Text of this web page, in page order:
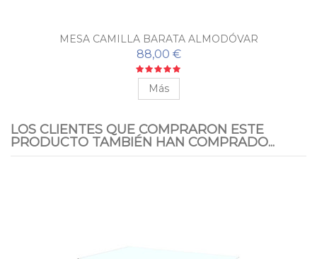
MESA CAMILLA BARATA ALMODÓVAR
88,00 €
Más
LOS CLIENTES QUE COMPRARON ESTE
PRODUCTO TAMBIÉN HAN COMPRADO...